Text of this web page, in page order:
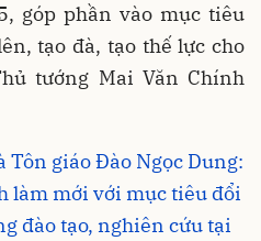
góp phần vào mục tiêu
tạo đà, tạo thế lực cho
tướng Mai Văn Chính
Tôn giáo Đào Ngọc Dung:
làm mới với mục tiêu đổi
đào tạo, nghiên cứu tại